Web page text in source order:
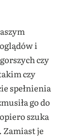
i
czy
czy
spełnienia
go do
szuka
Zamiast je